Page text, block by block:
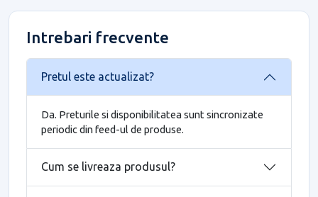
Intrebari frecvente
Pretul este actualizat?
Da. Preturile si disponibilitatea sunt sincronizate
periodic din feed-ul de produse.
Cum se livreaza produsul?